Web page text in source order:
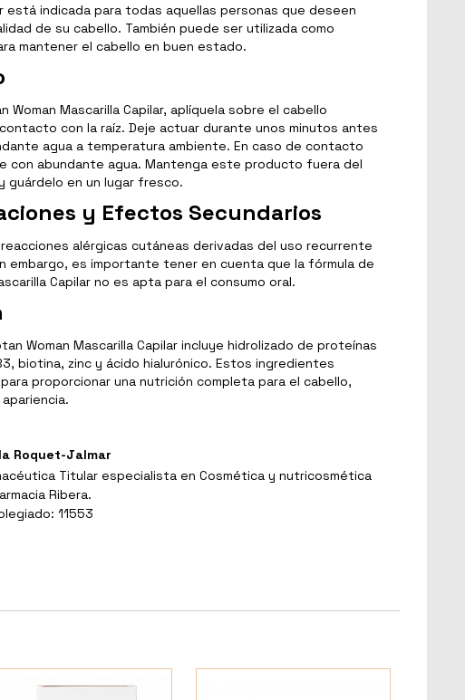
está indicada para todas aquellas personas que deseen
de su cabello. También puede ser utilizada como
mantener el cabello en buen estado.
Woman Mascarilla Capilar, aplíquela sobre el cabello
con la raíz. Deje actuar durante unos minutos antes
agua a temperatura ambiente. En caso de contacto
con abundante agua. Mantenga este producto fuera del
guárdelo en un lugar fresco.
y Efectos Secundarios
alérgicas cutáneas derivadas del uso recurrente
embargo, es importante tener en cuenta que la fórmula de
Capilar no es apta para el consumo oral.
Woman Mascarilla Capilar incluye hidrolizado de proteínas
biotina, zinc y ácido hialurónico. Estos ingredientes
proporcionar una nutrición completa para el cabello,
Roquet-Jalmar
Titular especialista en Cosmética y nutricosmética
Ribera.
11553